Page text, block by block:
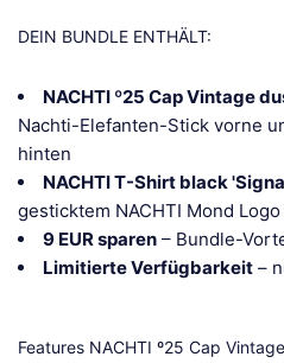
DEIN BUNDLE ENTHÄLT:
NACHTI º25 Cap Vintage
Nachti-Elefanten-Stick vorne
hinten
NACHTI T-Shirt black
gesticktem NACHTI Mond
9 EUR sparen – Bundle-
Limitierte Verfügbarkeit –
Features NACHTI º25 Cap